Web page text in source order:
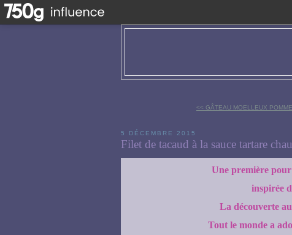
<< GÂTEAU MOELLEUX
5 DÉCEMBRE 2015
Filet de tacaud à la sauce tartare
Une première
inspirée
La découverte
Tout le monde a